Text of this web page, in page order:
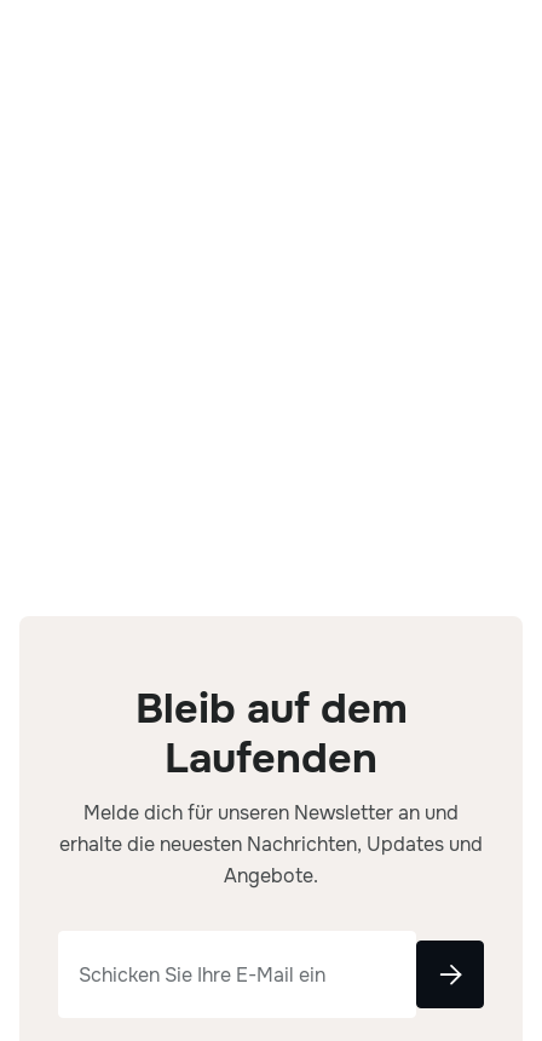
Bleib auf dem
Laufenden
Melde dich für unseren Newsletter an und
erhalte die neuesten Nachrichten, Updates und
Angebote.